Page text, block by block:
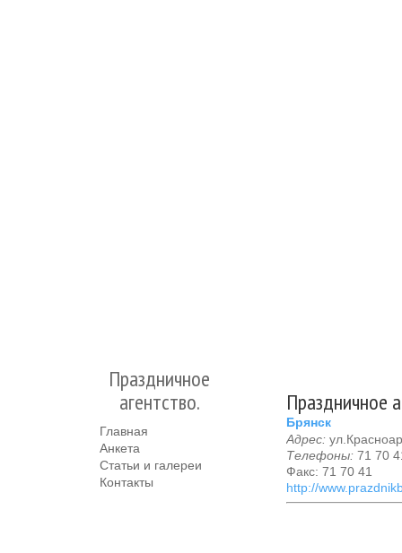
Праздничное
агентство.
Главная
Анкета
Статьи и галереи
Контакты
Праздничное
Брянск
Адрес:
Телефоны: 71 70
Факс: 71 70 41
http://